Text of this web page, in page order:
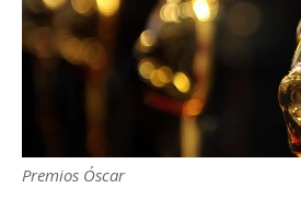
Premios Óscar